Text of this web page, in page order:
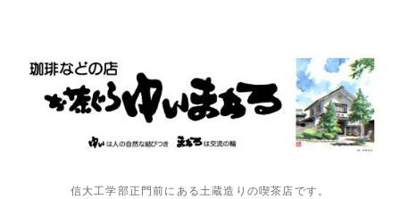
信大工学部正門前にある土蔵造りの喫茶店です。